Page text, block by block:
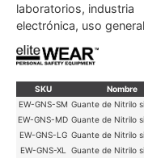
laboratorios, industria
electrónica, uso
SKU Nombre
EW-GNS-SM Guante de Nitrilo
EW-GNS-MD Guante de Nitrilo
EW-GNS-LG Guante de Nitrilo
EW-GNS-XL
Guante de Nitrilo